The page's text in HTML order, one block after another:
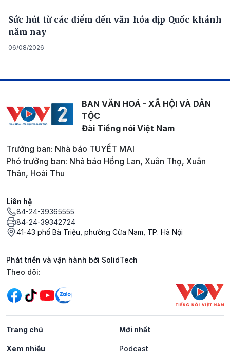
Sức hút từ các điểm đến văn hóa dịp Quốc khánh
năm nay
06/08/2026
BAN VĂN HOÁ - XÃ HỘI VÀ DÂN
TỘC
Đài Tiếng nói Việt Nam
Trưởng ban: Nhà báo TUYẾT MAI
Phó trưởng ban: Nhà báo Hồng Lan, Xuân Thọ, Xuân
Thân, Hoài Thu
Liên hệ
84-24-39365555
84-24-39342724
41-43 phố Bà Triệu, phường Cửa Nam, TP. Hà Nội
Phát triển và vận hành bởi SolidTech
Mạng xã hội
Theo dõi:
Trang chủ Mới nhất
Xem nhiều Podcast